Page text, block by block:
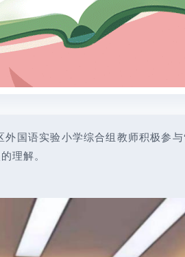
国语实验小学综合组教师积极参
理解。